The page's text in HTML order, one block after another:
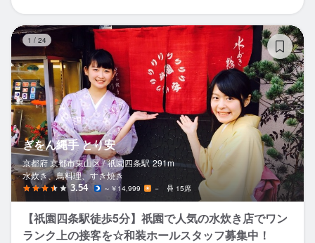
1 / 24
ぎをん縄手 とり安
京都府 京都市東山区 / 祇園四条駅 291m
水炊き、鳥料理、すき焼き
3.54 ～￥14,999 － 15席
【祇園四条駅徒歩5分】祇園で人気の水炊き店でワン
ランク上の接客を☆和装ホールスタッフ募集中！